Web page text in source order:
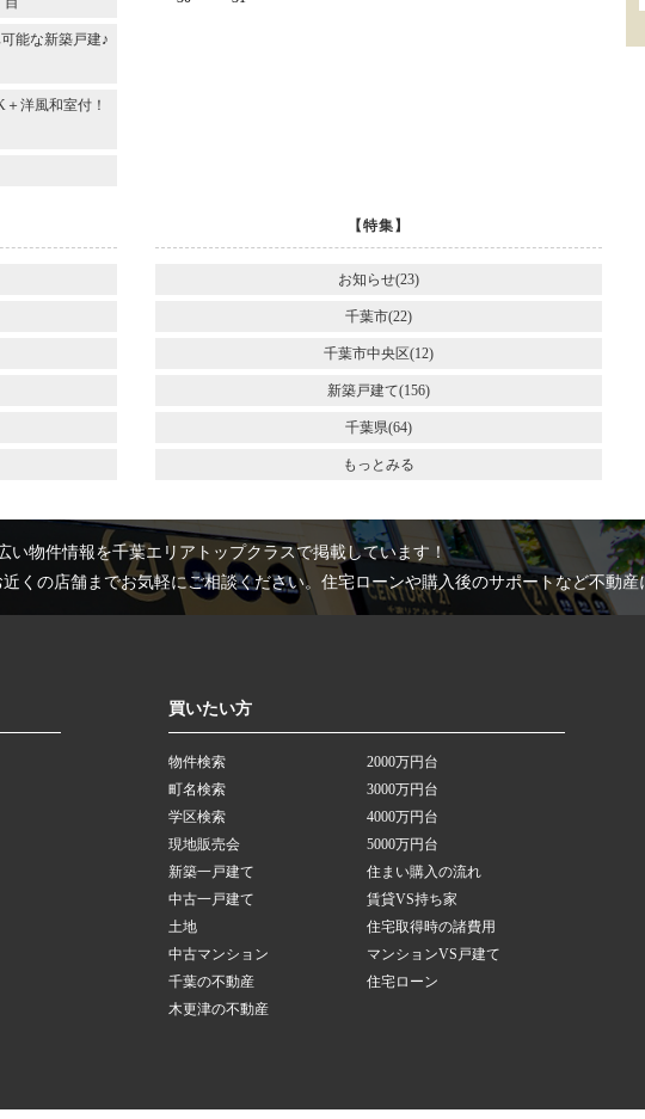
能な新築戸建♪
洋風和室付！
【特集】
お知らせ(23)
千葉市(22)
千葉市中央区(12)
新築戸建て(156)
千葉県(64)
もっとみる
物件情報を千葉エリアトップクラスで掲載しています！
くの店舗までお気軽にご相談ください。住宅ローンや購入後のサポートなど不動
買いたい方
物件検索
町名検索
学区検索
現地販売会
新築一戸建て
中古一戸建て
土地
中古マンション
千葉の不動産
木更津の不動産
2000万円台
3000万円台
4000万円台
5000万円台
住まい購入の流れ
賃貸VS持ち家
住宅取得時の諸費用
マンションVS戸建て
住宅ローン